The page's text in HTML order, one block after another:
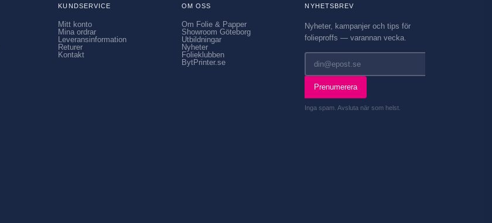
KUNDSERVICE
Mitt konto
Mina ordrar
Leveransinformation
Returer
Kontakt
OM OSS
Om Folie & Papper
Showroom Göteborg
Utbildningar
Nyheter
Folieklubben
BytPrinter.se
NYHETSBREV
Nyheter, kampanjer och tips för
folieproffs — varannan vecka.
Prenumerera
Inga spam. Avsluta när som helst.